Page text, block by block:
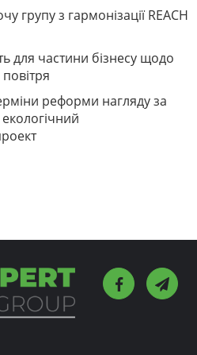
групу з гармонізації REACH
для частини бізнесу щодо
реформи нагляду за